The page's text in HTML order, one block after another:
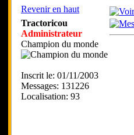
Revenir en haut
Tractoricou
Administrateur
Champion du monde
Inscrit le: 01/11/2003
Messages: 131226
Localisation: 93